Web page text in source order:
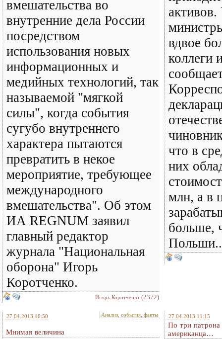
вмешательства во
внутренние дела России
посредством
использования новых
информационных и
медийных технологий, так
называемой "мягкой
силы", когда события
сугубо внутреннего
характера пытаются
превратить в некое
мероприятие, требующее
международного
вмешательства". Об этом
ИА REGNUM заявил
главный редактор
журнала "Национальная
оборона" Игорь
Коротченко.
Игорь Коротченко (2372)
вдвое
коллеги
что в
них
млн, а в
больше,
27.04.2013 16:50 Анализ, события, факты
Мнимая величина
27.04.2013 11:15
По три
американца…